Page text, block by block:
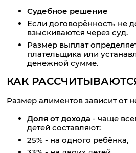
Судебное решение
Если договорённость не
взыскиваются через суд.
Размер выплат
плательщика или
денежной сумме.
КАК
Размер алиментов зависит от
Доля от дохода - чаще
детей составляют:
25% - на одного ребёнка,